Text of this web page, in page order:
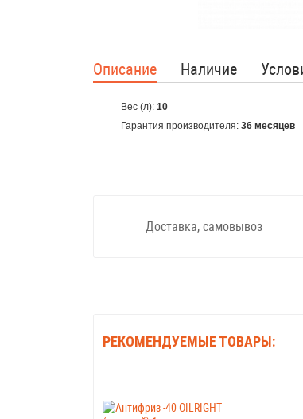
Описание Наличие
Вес (л): 10
Гарантия производителя: 36 месяцев
Доставка, самовывоз
РЕКОМЕНДУЕМЫЕ ТОВАРЫ: